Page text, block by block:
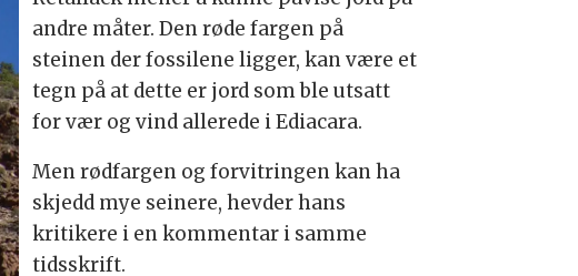
andre måter. Den røde fargen på
steinen der fossilene ligger, kan være et
tegn på at dette er jord som ble utsatt
for vær og vind allerede i Ediacara.
Men rødfargen og forvitringen kan ha
skjedd mye seinere, hevder hans
kritikere i en kommentar i samme
tidsskrift.